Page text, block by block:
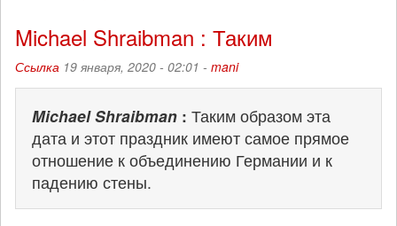
Michael Shraibman : Таким
Ссылка 19 января, 2020 - 02:01 - mani
Michael Shraibman: Таким образом эта
дата и этот праздник имеют самое прямое
отношение к объединению Германии и к
падению стены.